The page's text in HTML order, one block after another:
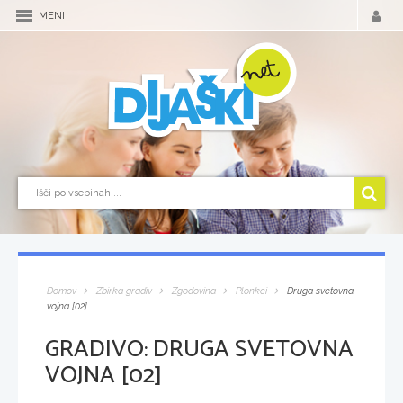
MENI
Domov Zbirka gradiv Zgodovina Plonkci
Druga svetovna
vojna [02]
GRADIVO:DRUGA SVETOVNA
VOJNA [02]